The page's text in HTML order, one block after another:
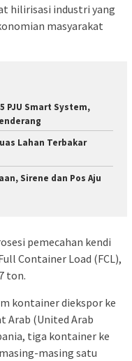
hilirisasi industri yang
masyarakat
PJU Smart System,
Lahan Terbakar
Sirene dan Pos Aju
pemecahan kendi
Container Load (FCL),
ton.
kontainer diekspor ke
Arab (United Arab
tiga kontainer ke
masing satu